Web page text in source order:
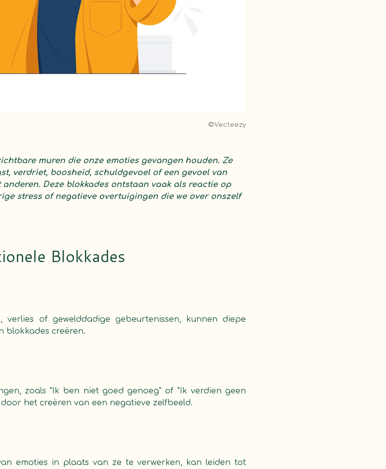
©Vecteezy
muren die onze emoties gevangen houden. Ze
verdriet, boosheid, schuldgevoel of een gevoel van
Deze blokkades ontstaan vaak als reactie op
stress of negatieve overtuigingen die we over onszelf
Blokkades
verlies of gewelddadige gebeurtenissen, kunnen diepe
blokkades creëren.
zoals "Ik ben niet goed genoeg" of "Ik verdien geen
het creëren van een negatieve zelfbeeld.
emoties in plaats van ze te verwerken, kan leiden tot